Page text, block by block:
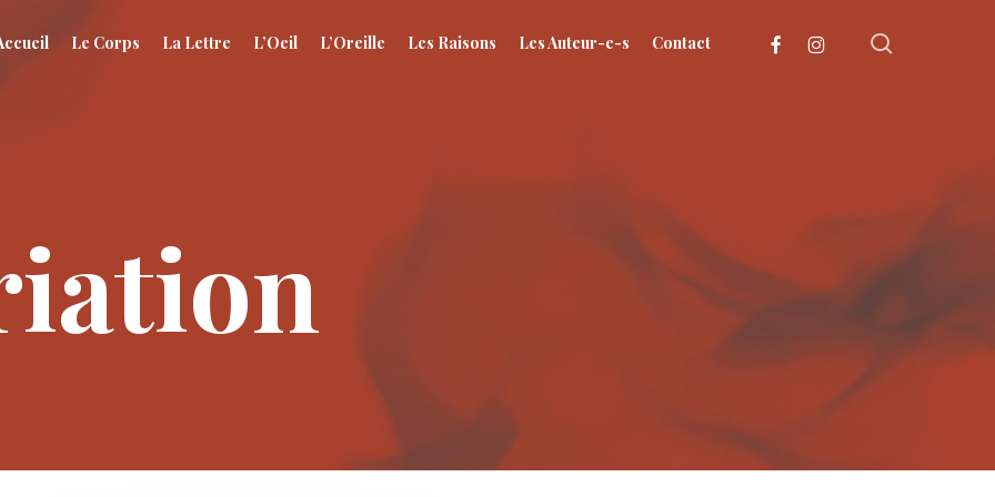
Le Corps La Lettre L’Oeil L’Oreille Les Raisons Les Auteur-e-s Contact facebookinstagram